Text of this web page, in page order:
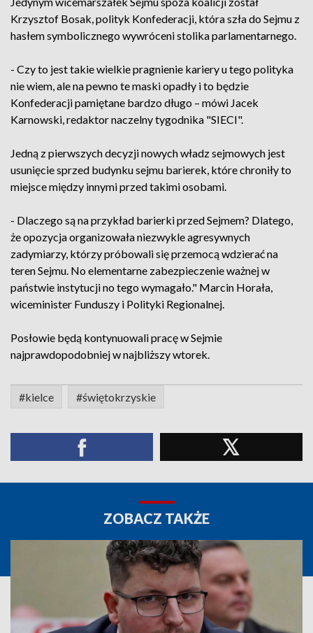
Krzysztof Bosak, polityk Konfederacji, która szła do Sejmu z
hasłem symbolicznego wywróceni stolika parlamentarnego.
- Czy to jest takie wielkie pragnienie kariery u tego polityka
nie wiem, ale na pewno te maski opadły i to będzie
Konfederacji pamiętane bardzo długo – mówi Jacek
Karnowski, redaktor naczelny tygodnika "SIECI".
Jedną z pierwszych decyzji nowych władz sejmowych jest
usunięcie sprzed budynku sejmu barierek, które chroniły to
miejsce między innymi przed takimi osobami.
- Dlaczego są na przykład barierki przed Sejmem? Dlatego,
że opozycja organizowała niezwykle agresywnych
zadymiarzy, którzy próbowali się przemocą wdzierać na
teren Sejmu. No elementarne zabezpieczenie ważnej w
państwie instytucji no tego wymagało." Marcin Horała,
wiceminister Funduszy i Polityki Regionalnej.
Posłowie będą kontynuowali pracę w Sejmie
najprawdopodobniej w najbliższy wtorek.
#kielce #świętokrzyskie
ZOBACZ TAKŻE